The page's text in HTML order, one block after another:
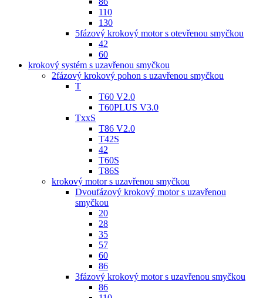
110
130
5fázový krokový motor s otevřenou smyčkou
42
60
krokový systém s uzavřenou smyčkou
2fázový krokový pohon s uzavřenou smyčkou
T
T60 V2.0
T60PLUS V3.0
TxxS
T86 V2.0
T42S
42
T60S
T86S
krokový motor s uzavřenou smyčkou
Dvoufázový krokový motor s uzavřenou
smyčkou
20
28
35
57
60
86
3fázový krokový motor s uzavřenou smyčkou
86